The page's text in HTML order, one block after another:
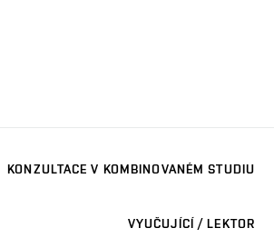
KONZULTACE V KOMBINOVANÉM STUDIU
VYUČUJÍCÍ / LEKTOR